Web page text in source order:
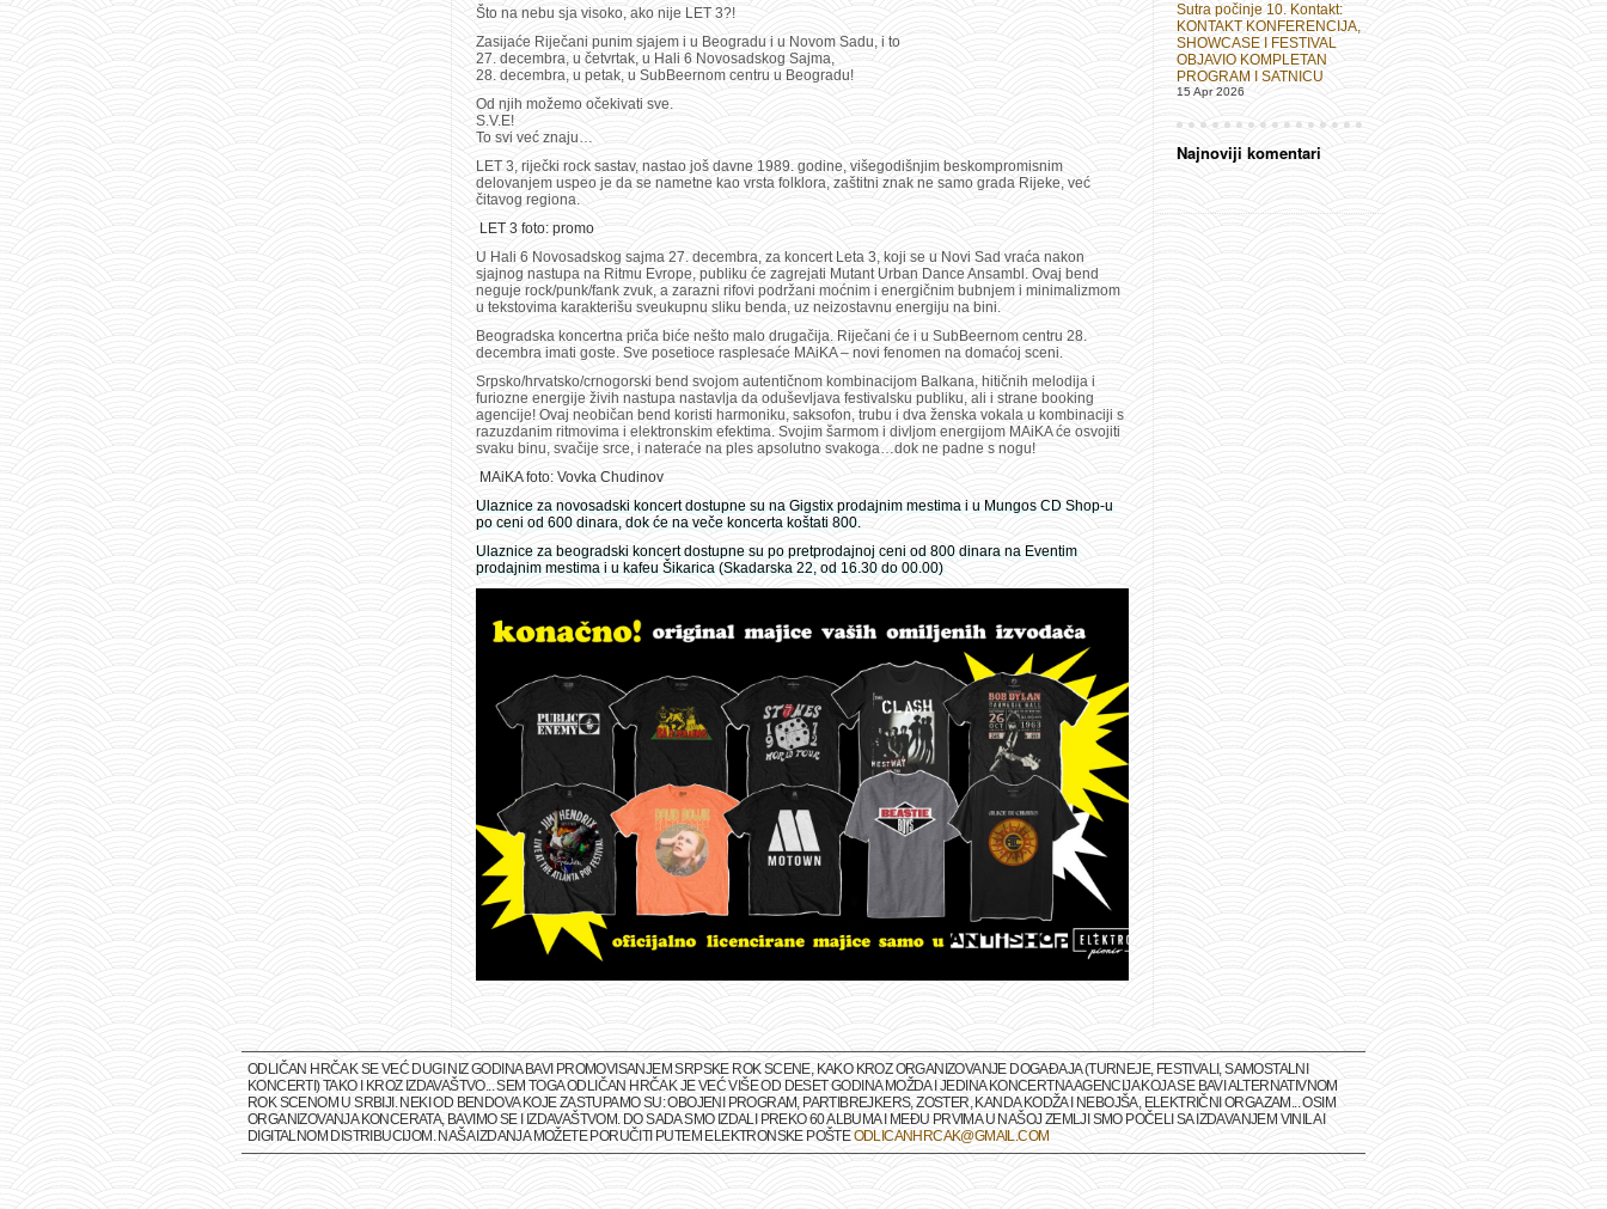
Što na nebu sja visoko, ako nije LET 3?!
Zasijaće Riječani punim sjajem i u Beogradu i u Novom Sadu, i to
27. decembra, u četvrtak, u Hali 6 Novosadskog Sajma,
28. decembra, u petak, u SubBeernom centru u Beogradu!
Od njih možemo očekivati sve.
S.V.E!
To svi već znaju…
LET 3, riječki rock sastav, nastao još davne 1989. godine, višegodišnjim beskompromisnim
delovanjem uspeo je da se nametne kao vrsta folklora, zaštitni znak ne samo grada Rijeke, već
čitavog regiona.
LET 3 foto: promo
U Hali 6 Novosadskog sajma 27. decembra, za koncert Leta 3, koji se u Novi Sad vraća nakon
sjajnog nastupa na Ritmu Evrope, publiku će zagrejati Mutant Urban Dance Ansambl. Ovaj bend
neguje rock/punk/fank zvuk, a zarazni rifovi podržani moćnim i energičnim bubnjem i minimalizmom
u tekstovima karakterišu sveukupnu sliku benda, uz neizostavnu energiju na bini.
Beogradska koncertna priča biće nešto malo drugačija. Riječani će i u SubBeernom centru 28.
decembra imati goste. Sve posetioce rasplesaće MAiKA – novi fenomen na domaćoj sceni.
Srpsko/hrvatsko/crnogorski bend svojom autentičnom kombinacijom Balkana, hitičnih melodija i
furiozne energije živih nastupa nastavlja da oduševljava festivalsku publiku, ali i strane booking
agencije! Ovaj neobičan bend koristi harmoniku, saksofon, trubu i dva ženska vokala u kombinaciji s
razuzdanim ritmovima i elektronskim efektima. Svojim šarmom i divljom energijom MAiKA će osvojiti
svaku binu, svačije srce, i nateraće na ples apsolutno svakoga…dok ne padne s nogu!
MAiKA foto: Vovka Chudinov
Ulaznice za novosadski koncert dostupne su na Gigstix prodajnim mestima i u Mungos CD Shop-u
po ceni od 600 dinara, dok će na veče koncerta koštati 800.
Ulaznice za beogradski koncert dostupne su po pretprodajnoj ceni od 800 dinara na Eventim
prodajnim mestima i u kafeu Šikarica (Skadarska 22, od 16.30 do 00.00)
Sutra počinje 10. Kontakt:
KONTAKT KONFERENCIJA,
SHOWCASE I FESTIVAL
OBJAVIO KOMPLETAN
PROGRAM I SATNICU
15 Apr 2026
Najnoviji komentari
ODLIČAN HRČAK SE VEĆ DUGI NIZ GODINA BAVI PROMOVISANJEM SRPSKE ROK SCENE, KAKO KROZ ORGANIZOVANJE DOGAĐAJA (TURNEJE, FESTIVALI, SAMOSTALNI
KONCERTI) TAKO I KROZ IZDAVAŠTVO... SEM TOGA ODLIČAN HRČAK JE VEĆ VIŠE OD DESET GODINA MOŽDA I JEDINA KONCERTNA AGENCIJA KOJA SE BAVI ALTERNATIVNOM
ROK SCENOM U SRBIJI. NEKI OD BENDOVA KOJE ZASTUPAMO SU: OBOJENI PROGRAM, PARTIBREJKERS, ZOSTER, KANDA KODŽA I NEBOJŠA, ELEKTRIČNI ORGAZAM... OSIM
ORGANIZOVANJA KONCERATA, BAVIMO SE I IZDAVAŠTVOM. DO SADA SMO IZDALI PREKO 60 ALBUMA I MEĐU PRVIMA U NAŠOJ ZEMLJI SMO POČELI SA IZDAVANJEM VINILA I
DIGITALNOM DISTRIBUCIJOM. NAŠA IZDANJA MOŽETE PORUČITI PUTEM ELEKTRONSKE POŠTEODLICANHRCAK@GMAIL.COM